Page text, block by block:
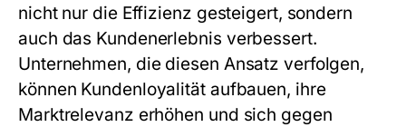
nicht nur die Effizienz gesteigert, sondern
auch das Kundenerlebnis verbessert.
Unternehmen, die diesen Ansatz verfolgen,
können Kundenloyalität aufbauen, ihre
Marktrelevanz erhöhen und sich gegen